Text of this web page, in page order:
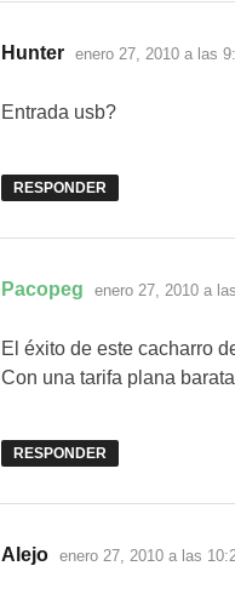
Hunter dice:
enero 27, 2010 a las
Entrada usb?
RESPONDER
Pacopeg dice:
enero 27, 2010 a
El éxito de este cacharro
Con una tarifa plana
RESPONDER
Alejo dice:
enero 27, 2010 a las